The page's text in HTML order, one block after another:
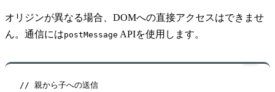
オリジンが異なる場合、DOMへの直接アクセスはできませ
ん。通信にはpostMessage APIを使用します。
// 親から子への送信